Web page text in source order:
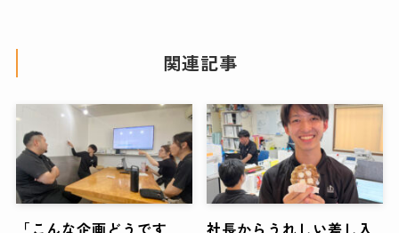
関連記事
「こんな企画どうです 社長からうれしい差し入